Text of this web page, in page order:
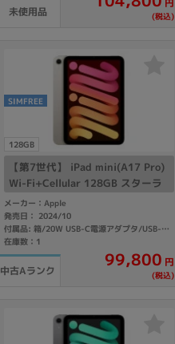
未使用品
円
(税込)
128GB
SIMFREE
【第7世代】 iPad mini(A17 Pro)
Wi-Fi+Cellular 128GB スターラ
イト MXPQ3J/A A2995 【au版SI
Mフリー】
メーカー：Apple
発売日： 2024/10
付属品: 箱/20W USB-C電源アダプタ/USB-C充電ケーブル(1m)/マニュアル
在庫数：1
中古Aランク
99,800 円
(税込)
Ryzen 7 Ryzen 5
その他